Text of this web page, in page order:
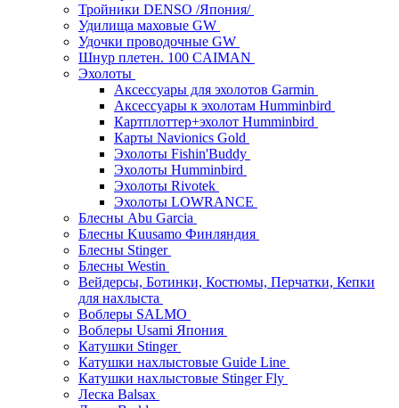
Тройники DENSO /Япония/
Удилища маховые GW
Удочки проводочные GW
Шнур плетен. 100 CAIMAN
Эхолоты
Аксессуары для эхолотов Garmin
Аксессуары к эхолотам Humminbird
Картплоттер+эхолот Humminbird
Карты Navionics Gold
Эхолоты Fishin'Buddy
Эхолоты Humminbird
Эхолоты Rivotek
Эхолоты LOWRANCE
Блесны Abu Garcia
Блесны Kuusamo Финляндия
Блесны Stinger
Блесны Westin
Вейдерсы, Ботинки, Костюмы, Перчатки, Кепки
для нахлыста
Воблеры SALMO
Воблеры Usami Япония
Катушки Stinger
Катушки нахлыстовые Guide Line
Катушки нахлыстовые Stinger Fly
Леска Balsax